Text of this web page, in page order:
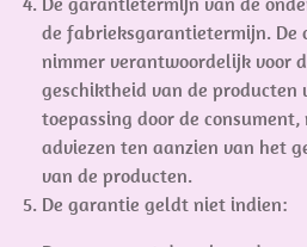
de fabrieksgarantietermijn. De
nimmer verantwoordelijk voor
geschiktheid van de producten
toepassing door de
adviezen ten aanzien van het
van de producten.
De garantie geldt niet indien: